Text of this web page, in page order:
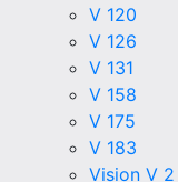
V 120
V 126
V 131
V 158
V 175
V 183
Vision V 2